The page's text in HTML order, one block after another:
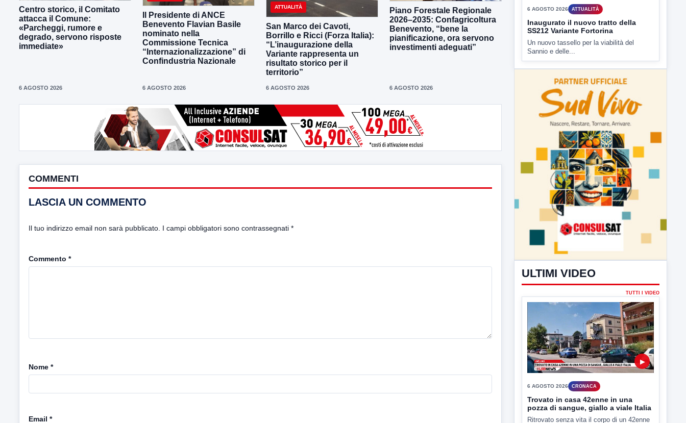
Centro storico, il Comitato
attacca il Comune:
«Parcheggi, rumore e
degrado, servono risposte
immediate»
6 AGOSTO 2026
Il Presidente di ANCE
Benevento Flavian Basile
nominato nella
Commissione Tecnica
“Internazionalizzazione” di
Confindustria Nazionale
6 AGOSTO 2026
ATTUALITÀ
San Marco dei Cavoti,
Borrillo e Ricci (Forza Italia):
“L’inaugurazione della
Variante rappresenta un
risultato storico per il
territorio”
6 AGOSTO 2026
Piano Forestale Regionale
2026–2035: Confagricoltura
Benevento, “bene la
pianificazione, ora servono
investimenti adeguati”
6 AGOSTO 2026
COMMENTI
LASCIA UN COMMENTO
Il tuo indirizzo email non sarà pubblicato. I campi obbligatori sono contrassegnati *
Commento *
Nome *
Email *
Un nuovo tassello per la viabilità del
Sannio e delle...
ULTIMI VIDEO
TUTTI I VIDEO
▶
6 AGOSTO 2026 CRONACA
Trovato in casa 42enne in una
pozza di sangue, giallo a viale Italia
Ritrovato senza vita il corpo di un 42enne